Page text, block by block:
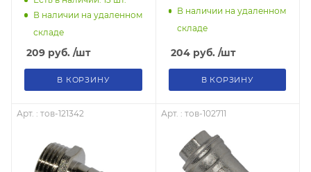
В наличии на удаленном
складе
209 руб. /шт
В КОРЗИНУ
В наличии на удаленном
складе
204руб. /шт
В КОРЗИНУ
Арт. : тов-121342 Арт. : тов-102711